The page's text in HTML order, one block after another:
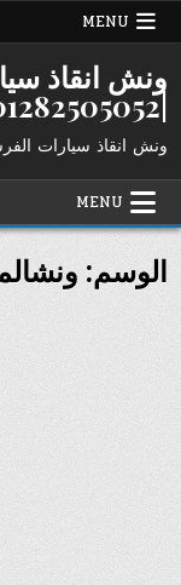
Skip
MENU
ونش انقاذ
|01282505052
ونش انقاذ سيارات الفرسان
MENU
الوسم: